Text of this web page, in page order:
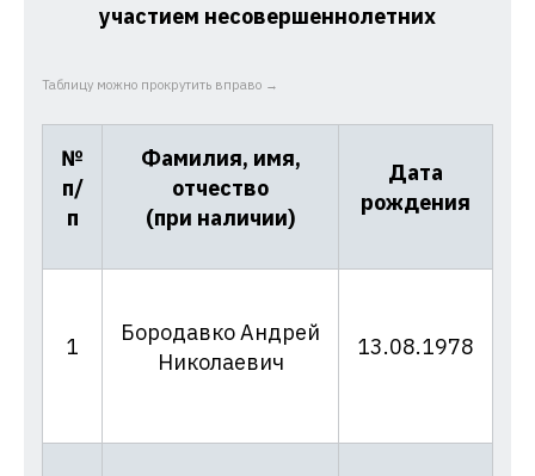
участием несовершеннолетних
Таблицу можно прокрутить вправо →
№
п/
п
Фамилия, имя,
отчество
(при наличии)
Дата
рождения
1
Бородавко Андрей
Николаевич
13.08.1978